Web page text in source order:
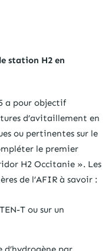
station H2 en
a pour objectif
d’avitaillement en
ou pertinentes sur le
le premier
H2 Occitanie ». Les
de l’AFIR à savoir :
T ou sur un